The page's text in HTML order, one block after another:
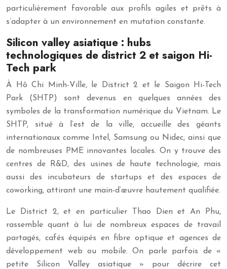
particulièrement favorable aux profils agiles et prêts à
s’adapter à un environnement en mutation constante.
Silicon valley asiatique : hubs
technologiques de district 2 et saigon Hi-
Tech park
À Hô Chi Minh-Ville, le District 2 et le Saigon Hi-Tech
Park (SHTP) sont devenus en quelques années des
symboles de la transformation numérique du Vietnam. Le
SHTP, situé à l’est de la ville, accueille des géants
internationaux comme Intel, Samsung ou Nidec, ainsi que
de nombreuses PME innovantes locales. On y trouve des
centres de R&D, des usines de haute technologie, mais
aussi des incubateurs de startups et des espaces de
coworking, attirant une main-d’œuvre hautement qualifiée.
Le District 2, et en particulier Thao Dien et An Phu,
rassemble quant à lui de nombreux espaces de travail
partagés, cafés équipés en fibre optique et agences de
développement web ou mobile. On parle parfois de «
petite Silicon Valley asiatique » pour décrire cet